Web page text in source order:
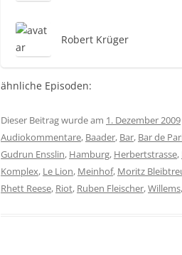
Robert Krüger
ähnliche Episoden:
Dieser Beitrag wurde am 1. Dezember 2009
Audiokommentare, Baader, Bar, Bar de
Gudrun Ensslin, Hamburg, Herbertstrasse,
Komplex, Le Lion, Meinhof, Moritz
Rhett Reese, Riot, Ruben Fleischer,Willems,